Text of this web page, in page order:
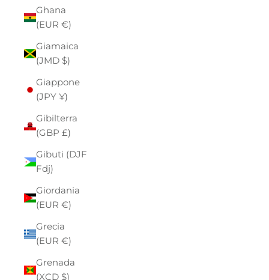
Ghana
(EUR €)
Giamaica
(JMD $)
Giappone
(JPY ¥)
Gibilterra
(GBP £)
Gibuti (DJF
Fdj)
Giordania
(EUR €)
Grecia
(EUR €)
Grenada
(XCD $)